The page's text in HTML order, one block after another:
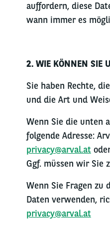
auffordern, diese
wann immer es
2. WIE KÖNNEN SIE
Sie haben Rechte,
und die Art und
Wenn Sie die unten
folgende Adresse:
privacy@arval.at
Ggf. müssen wir Sie
Wenn Sie Fragen zu
Daten verwenden,
privacy@arval.at